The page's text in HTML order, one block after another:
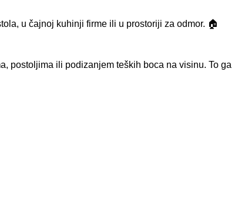
u čajnoj kuhinji firme ili u prostoriji za odmor. 🏠
postoljima ili podizanjem teških boca na visinu. To ga